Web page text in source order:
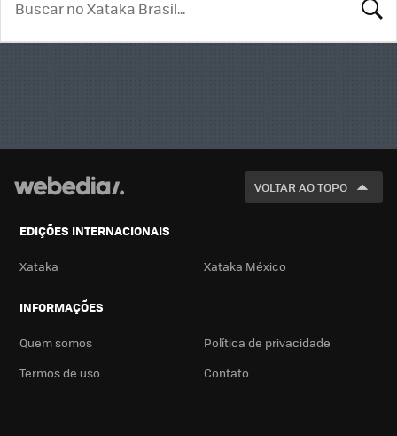
VOLTAR AO TOPO
EDIÇÕES INTERNACIONAIS
Xataka Xataka México
INFORMAÇÕES
Quem somos
Política de privacidade
Termos de uso
Contato